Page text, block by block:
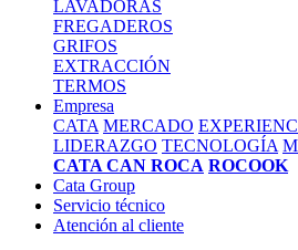
LAVADORAS
FREGADEROS
GRIFOS
EXTRACCIÓN
TERMOS
Empresa
CATA MERCADO
LIDERAZGO TECNOLOGÍA
CATA CAN ROCA ROCOOK
Cata Group
Servicio técnico
Atención al cliente